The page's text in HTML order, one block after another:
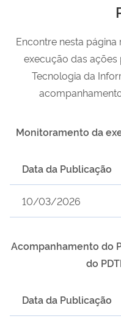
Encontre nesta
execução das ações
Tecnologia da
Monitoramento da
Data da Publicação
10/03/2026
Acompanhamento do
do
Data da Publicação